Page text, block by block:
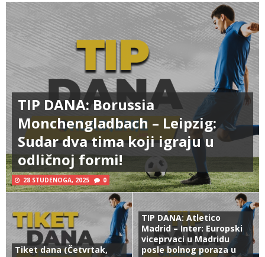
TIP DANA: Borussia
Monchengladbach – Leipzig:
Sudar dva tima koji igraju u
odličnoj formi!
28 STUDENOGA, 2025 0
Tiket dana (Četvrtak,
TIP DANA: Atletico
Madrid – Inter: Europski
viceprvaci u Madridu
posle bolnog poraza u